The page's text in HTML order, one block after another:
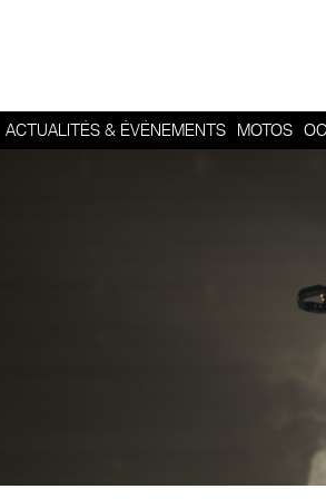
ACTUALITÉS & ÉVÉNEMENTS MOTOS